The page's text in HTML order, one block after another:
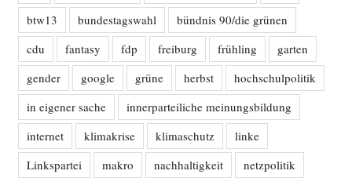
btw13
bundestagswahl
bündnis 90/die grünen
cdu
fantasy fdp freiburg frühling
garten
gender
google grüne herbst
hochschulpolitik
in eigener sache
innerparteiliche meinungsbildung
internet
klimakrise klimaschutz
linke
Linkspartei
makro nachhaltigkeit
netzpolitik